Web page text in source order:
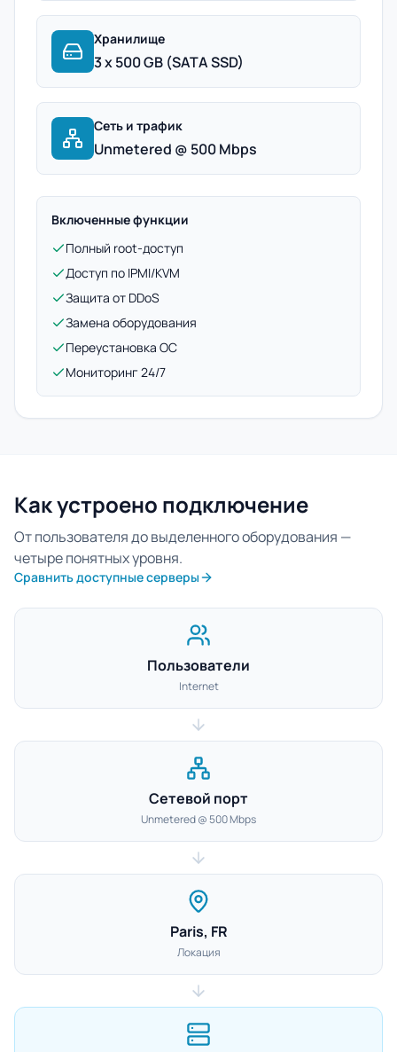
Хранилище
3 x 500 GB (SATA SSD)
Сеть и трафик
Unmetered @ 500 Mbps
Включенные функции
Полный root-доступ
Доступ по IPMI/KVM
Защита от DDoS
Замена оборудования
Переустановка ОС
Мониторинг 24/7
Как устроено подключение
От пользователя до выделенного оборудования —
четыре понятных уровня.
Сравнить доступные серверы
Пользователи
Internet
Сетевой порт
Unmetered @ 500 Mbps
Paris, FR
Локация